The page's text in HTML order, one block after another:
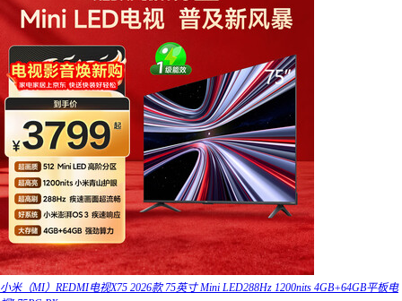
小米（MI）REDMI电视X75 2026款 75英寸 Mini LED288Hz 1200nits 4GB+64GB平板电